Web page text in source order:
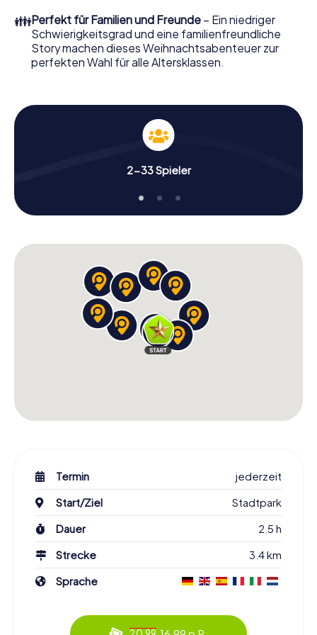
perfekten Weihnachtsfeier in Neunkirchen erwartet:
Spaß, Teambuilding und eine stimmungsvolle
Weihnachtsthematik. Gönnen Sie Ihren Kollegen also
einen unvergesslichen Ausklang des Jahres und planen Sie
👪Perfekt für Familien und Freunde – Ein niedriger
Schwierigkeitsgrad und eine familienfreundliche
Story machen dieses Weihnachtsabenteuer zur
perfekten Wahl für alle Altersklassen.
2-33 Spieler
Termin
jederzeit
Start/Ziel
Stadtpark
Dauer
2.5 h
Strecke
3.4 km
Sprache